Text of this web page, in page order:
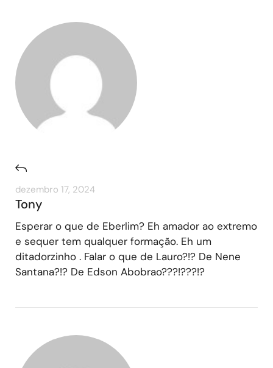
dezembro 17, 2024
Tony
Esperar o que de Eberlim? Eh amador ao extremo
e sequer tem qualquer formação. Eh um
ditadorzinho . Falar o que de Lauro?!? De Nene
Santana?!? De Edson Abobrao???!???!?